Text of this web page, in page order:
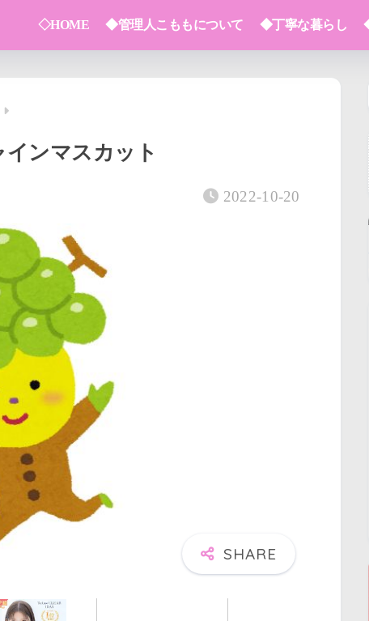
◇HOME ◆管理人こももについて ◆丁寧な暮らし
ンマスカット
2022-10-20